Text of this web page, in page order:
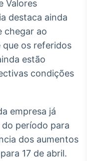
para
de
de
e
Valores
destaca ainda
chegar ao
que os referidos
estão
condições
empresa já
período para
dos aumentos
17 de abril.